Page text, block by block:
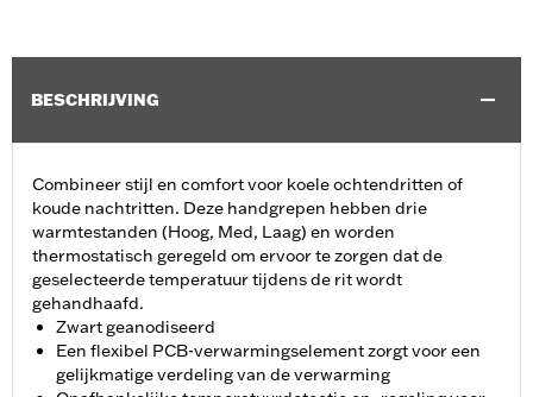
BESCHRIJVING
Combineer stijl en comfort voor koele ochtendritten of
koude nachtritten. Deze handgrepen hebben drie
warmtestanden (Hoog, Med, Laag) en worden
thermostatisch geregeld om ervoor te zorgen dat de
geselecteerde temperatuur tijdens de rit wordt
gehandhaafd.
Zwart geanodiseerd
Een flexibel PCB-verwarmingselement zorgt voor een
gelijkmatige verdeling van de verwarming